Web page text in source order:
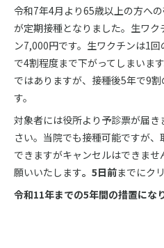
令和7年4月より65歳以上の方へ
が定期接種となりました。生ワ
ン7,000円です。生ワクチンは1
で4割程度まで下がってしまいま
ではありますが、接種後5年で9
す。
対象者には役所より予診票が届
さい。当院でも接種可能ですが
できますがキャンセルはできま
願いいたします。5日前までにク
令和11年までの5年間の措置になり